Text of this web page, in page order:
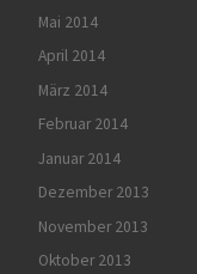
Mai 2014
April 2014
März 2014
Februar 2014
Januar 2014
Dezember 2013
November 2013
Oktober 2013